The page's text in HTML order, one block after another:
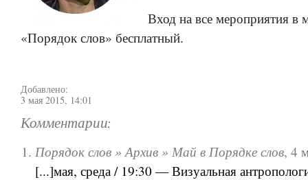
Вход на все мероприятия в
«Порядок слов» бесплатный.
Добавлено:
3 мая 2015, 14:01
Комментарии:
Порядок слов » Архив » Май в Порядке слов,4
[...]мая, среда / 19:30 — Визуальная